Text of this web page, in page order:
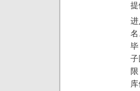
提
进
名
毕
子